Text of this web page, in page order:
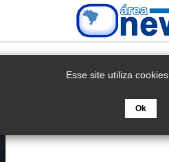
Esse site utiliza cookies
Ok